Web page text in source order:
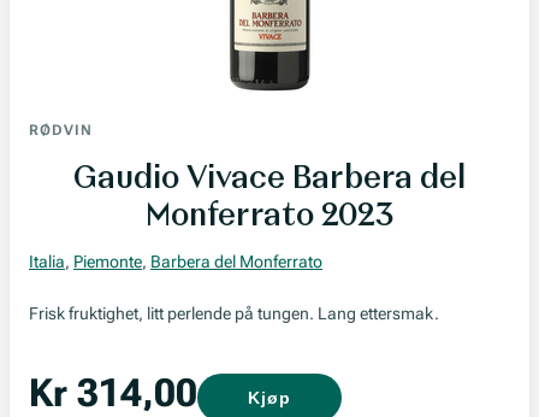
RØDVIN
Gaudio Vivace Barbera del
Monferrato 2023
Italia, Piemonte, Barbera del Monferrato
Frisk fruktighet, litt perlende på tungen. Lang ettersmak.
Kr 314,00 Kjøp